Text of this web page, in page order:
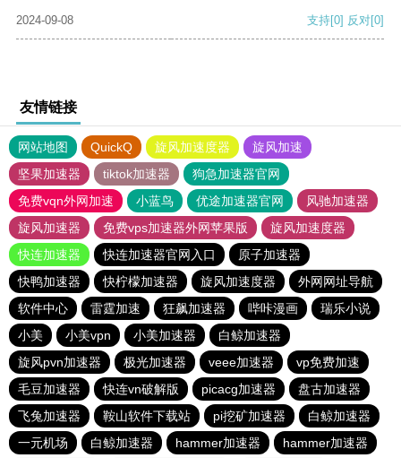
2024-09-08 支持[0] 反对[0]
友情链接
网站地图 QuickQ 旋风加速度器
旋风加速
坚果加速器
tiktok加速器
狗急加速器官网
免费vqn外网加速
小蓝鸟 优途加速器官网
风驰加速器
旋风加速器
免费vps加速器外网苹果版
旋风加速度器
快连加速器
快连加速器官网入口
原子加速器
快鸭加速器
快柠檬加速器 旋风加速度器
外网网址导航
软件中心
雷霆加速 狂飙加速器 哔咔漫画
瑞乐小说
小美
小美vpn 小美加速器
白鲸加速器
旋风pvn加速器
极光加速器 veee加速器
vp免费加速
毛豆加速器
快连vn破解版 picacg加速器
盘古加速器
飞兔加速器
鞍山软件下载站 pi挖矿加速器
白鲸加速器
一元机场
白鲸加速器 hammer加速器
hammer加速器